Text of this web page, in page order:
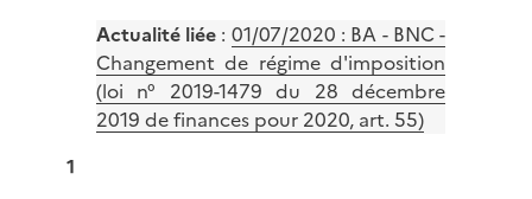
Actualité liée : 01/07/2020 : BA - BNC -
Changement de régime d'imposition
(loi n° 2019-1479 du 28 décembre
2019 de finances pour 2020, art. 55)
1